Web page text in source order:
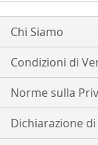
Chi Siamo
Condizioni di
Norme sulla
Dichiarazione